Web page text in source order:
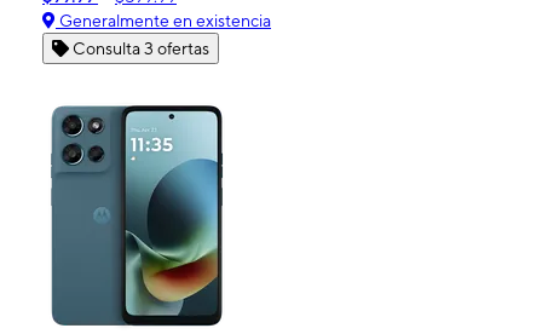
Generalmente en existencia
Consulta 3 ofertas